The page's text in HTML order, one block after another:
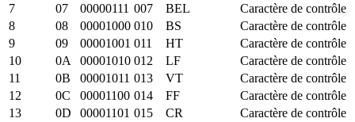
7
07 00000111 007 BEL
Caractère de contrôle
8
08 00001000 010 BS
Caractère de contrôle
9
09 00001001 011 HT
Caractère de contrôle
10
0A 00001010 012 LF
Caractère de contrôle
11
0B 00001011 013 VT
Caractère de contrôle
12
0C 00001100 014 FF
Caractère de contrôle
13
0D 00001101 015 CR
Caractère de contrôle